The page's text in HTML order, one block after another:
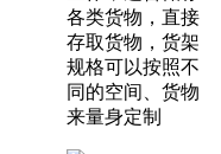
各类货物，直接
存取货物，货架
规格可以按照不
同的空间、货物
来量身定制